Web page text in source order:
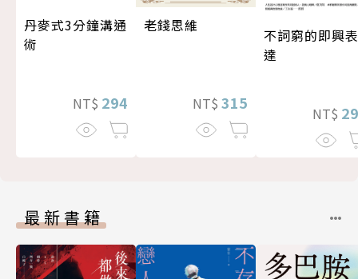
丹麥式3分鐘溝通
術
NT$ 294
老錢思維
NT$ 315
不詞窮的即興表
達
NT$
最新書籍